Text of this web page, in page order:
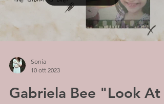
Sonia
10 ott 2023
Gabriela Bee "Look At